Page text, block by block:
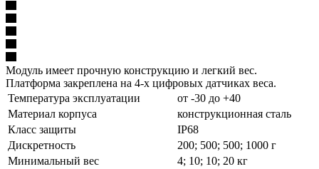
Модуль имеет прочную конструкцию и легкий вес.
Платформа закреплена на 4-х цифровых датчиках веса.
Температура эксплуатации
от -30 до +40
Материал корпуса
конструкционная сталь
Класс защиты
IP68
Дискретность
200; 500; 500; 1000 г
Минимальный вес
4; 10; 10; 20 кг